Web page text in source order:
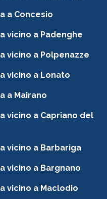
a Concesio
vicino a Padenghe
vicino a Polpenazze
vicino a Lonato
a Mairano
vicino a Capriano del
vicino a Barbariga
vicino a Bargnano
vicino a Maclodio